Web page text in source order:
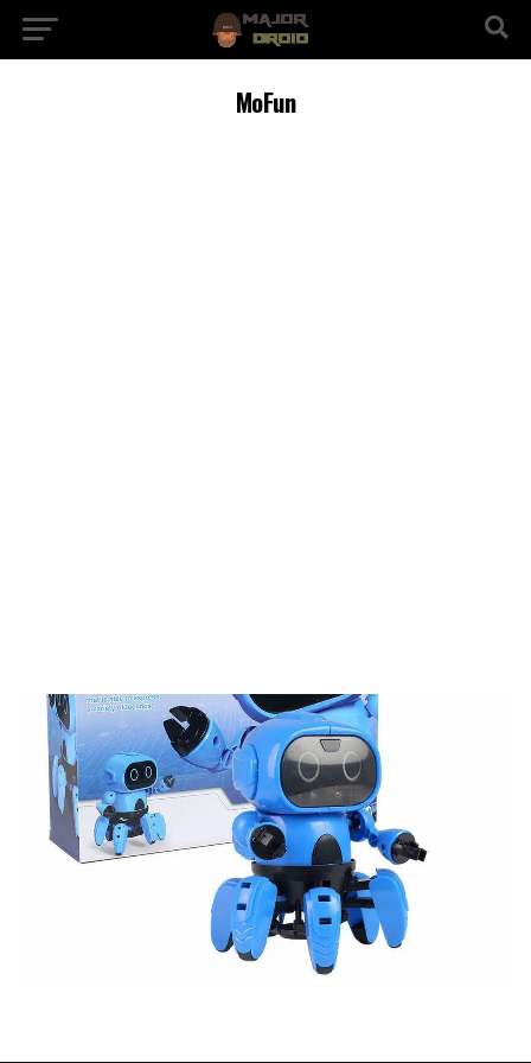
MoFun